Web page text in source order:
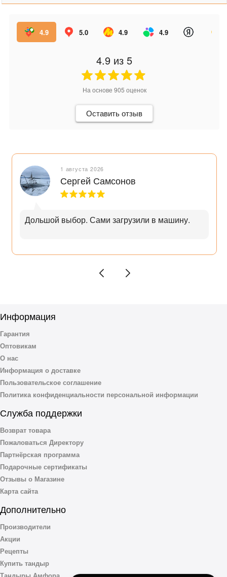
4.9 5.0 4.9 4.9
4.9 из 5
На основе 905 оценок
Оставить отзыв
1 августа 2026
Сергей Самсонов
Дольшой выбор. Сами загрузили в машину.
Информация
Гарантия
Оптовикам
О нас
Информация о доставке
Пользовательское соглашение
Политика конфиденциальности персональной информации
Служба поддержки
Возврат товара
Пожаловаться Директору
Партнёрская программа
Подарочные сертификаты
Отзывы о Магазине
Карта сайта
Дополнительно
Производители
Акции
Рецепты
Купить тандыр